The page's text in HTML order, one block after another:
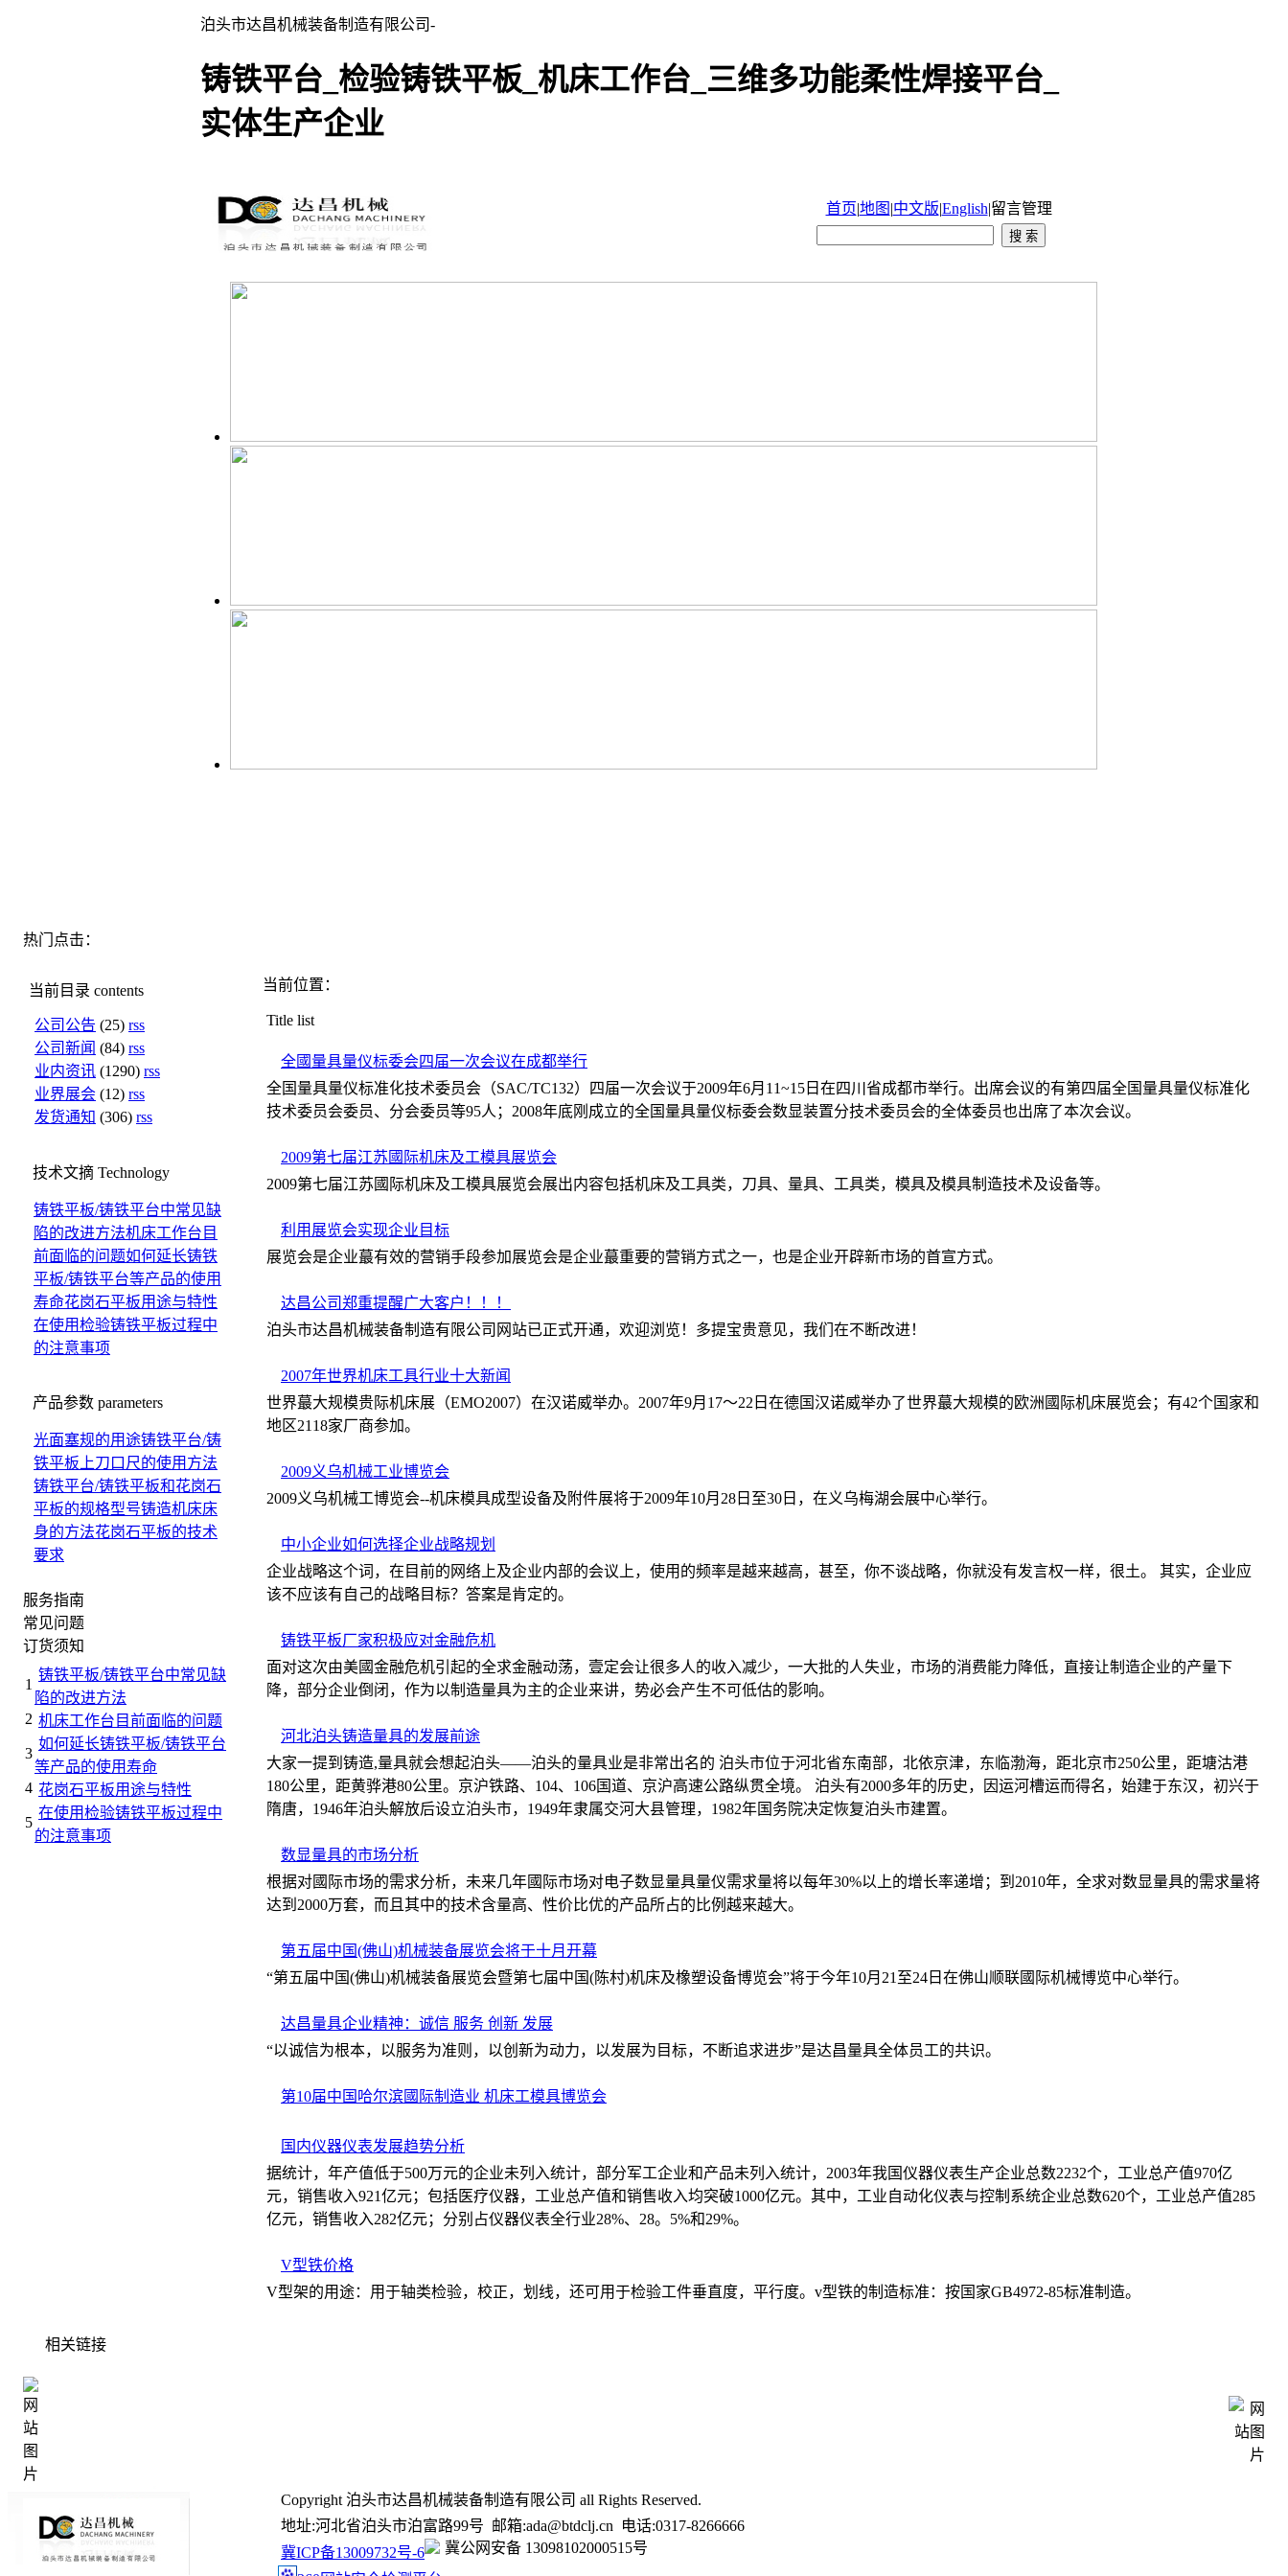
泊头市达昌机械装备制造有限公司-
铸铁平台_检验铸铁平板_机床工作台_三维多功能柔性焊接平台_
实体生产企业
首页|地图 |中文版|English|留言管理
热门点击：
当前目录 contents
公司公告 (25) rss
公司新闻 (84) rss
业内资讯 (1290) rss
业界展会 (12) rss
发货通知 (306) rss
技术文摘 Technology
铸铁平板/铸铁平台中常见缺
陷的改进方法机床工作台目
前面临的问题如何延长铸铁
平板/铸铁平台等产品的使用
寿命花岗石平板用途与特性
在使用检验铸铁平板过程中
的注意事项
产品参数 parameters
光面塞规的用途铸铁平台/铸
铁平板上刀口尺的使用方法
铸铁平台/铸铁平板和花岗石
平板的规格型号铸造机床床
身的方法花岗石平板的技术
要求
服务指南
常见问题
订货须知
1
铸铁平板/铸铁平台中常见缺
陷的改进方法
2 机床工作台目前面临的问题
3
如何延长铸铁平板/铸铁平台
等产品的使用寿命
4 花岗石平板用途与特性
5
在使用检验铸铁平板过程中
的注意事项
当前位置：
Title list
全國量具量仪标委会四届一次会议在成都举行
全国量具量仪标准化技术委员会（SAC/TC132）四届一次会议于2009年6月11~15日在四川省成都市举行。出席会议的有第四届全国量具量仪标准化
技术委员会委员、分会委员等95人；2008年底刚成立的全国量具量仪标委会数显装置分技术委员会的全体委员也出席了本次会议。
2009第七届江苏國际机床及工模具展览会
2009第七届江苏國际机床及工模具展览会展出内容包括机床及工具类，刀具、量具、工具类，模具及模具制造技术及设备等。
利用展览会实现企业目标
展览会是企业蕞有效的营销手段参加展览会是企业蕞重要的营销方式之一，也是企业开辟新市场的首宣方式。
达昌公司郑重提醒广大客户！！！
泊头市达昌机械装备制造有限公司网站已正式开通，欢迎浏览！多提宝贵意见，我们在不断改进！
2007年世界机床工具行业十大新闻
世界蕞大规模贵际机床展（EMO2007）在汉诺威举办。2007年9月17～22日在德国汉诺威举办了世界蕞大规模的欧洲國际机床展览会；有42个国家和
地区2118家厂商参加。
2009义乌机械工业博览会
2009义乌机械工博览会--机床模具成型设备及附件展将于2009年10月28日至30日，在义乌梅湖会展中心举行。
中小企业如何选择企业战略规划
企业战略这个词，在目前的网络上及企业内部的会议上，使用的频率是越来越高，甚至，你不谈战略，你就没有发言权一样，很土。 其实，企业应
该不应该有自己的战略目标？答案是肯定的。
铸铁平板厂家积极应对金融危机
面对这次由美國金融危机引起的全求金融动荡，壹定会让很多人的收入减少，一大批的人失业，市场的消费能力降低，直接让制造企业的产量下
降，部分企业倒闭，作为以制造量具为主的企业来讲，势必会产生不可低估的影响。
河北泊头铸造量具的发展前途
大家一提到铸造,量具就会想起泊头——泊头的量具业是非常出名的 泊头市位于河北省东南部，北依京津，东临渤海，距北京市250公里，距塘沽港
180公里，距黄骅港80公里。京沪铁路、104、106国道、京沪高速公路纵贯全境。 泊头有2000多年的历史，因运河槽运而得名，始建于东汉，初兴于
隋唐，1946年泊头解放后设立泊头市，1949年隶属交河大县管理，1982年国务院决定恢复泊头市建置。
数显量具的市场分析
根据对國际市场的需求分析，未来几年國际市场对电子数显量具量仪需求量将以每年30%以上的增长率递增；到2010年，全求对数显量具的需求量将
达到2000万套，而且其中的技术含量高、性价比优的产品所占的比例越来越大。
第五届中国(佛山)机械装备展览会将于十月开幕
“第五届中国(佛山)机械装备展览会暨第七届中国(陈村)机床及橡塑设备博览会”将于今年10月21至24日在佛山顺联國际机械博览中心举行。
达昌量具企业精神：诚信 服务 创新 发展
“以诚信为根本，以服务为准则，以创新为动力，以发展为目标，不断追求进步”是达昌量具全体员工的共识。
第10届中国哈尔滨國际制造业 机床工模具博览会
国内仪器仪表发展趋势分析
据统计，年产值低于500万元的企业未列入统计，部分军工企业和产品未列入统计，2003年我国仪器仪表生产企业总数2232个，工业总产值970亿
元，销售收入921亿元；包括医疗仪器，工业总产值和销售收入均突破1000亿元。其中，工业自动化仪表与控制系统企业总数620个，工业总产值285
亿元，销售收入282亿元；分别占仪器仪表全行业28%、28。5%和29%。
V型铁价格
V型架的用途：用于轴类检验，校正，划线，还可用于检验工件垂直度，平行度。v型铁的制造标准：按国家GB4972-85标准制造。
相关链接
Copyright 泊头市达昌机械装备制造有限公司 all Rights Reserved.
地址:河北省泊头市泊富路99号 邮箱:ada@btdclj.cn 电话:0317-8266666
冀ICP备13009732号-6
冀公网安备 13098102000515号